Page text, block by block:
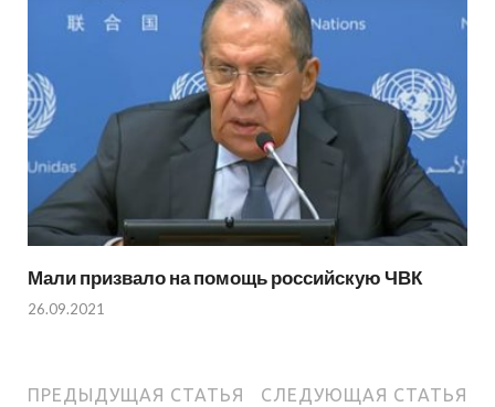
Мали призвало на помощь российскую ЧВК
26.09.2021
ПРЕДЫДУЩАЯ СТАТЬЯ СЛЕДУЮЩАЯ СТАТЬЯ